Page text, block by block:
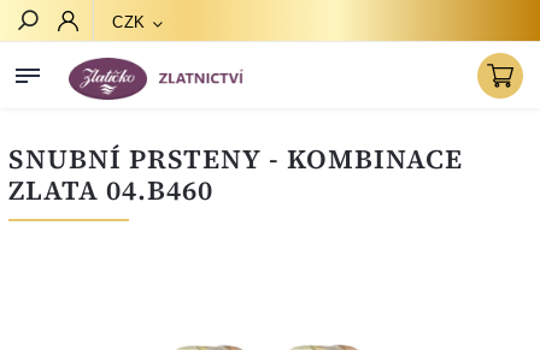
CZK
SNUBNÍ PRSTENY - KOMBINACE
ZLATA 04.B460